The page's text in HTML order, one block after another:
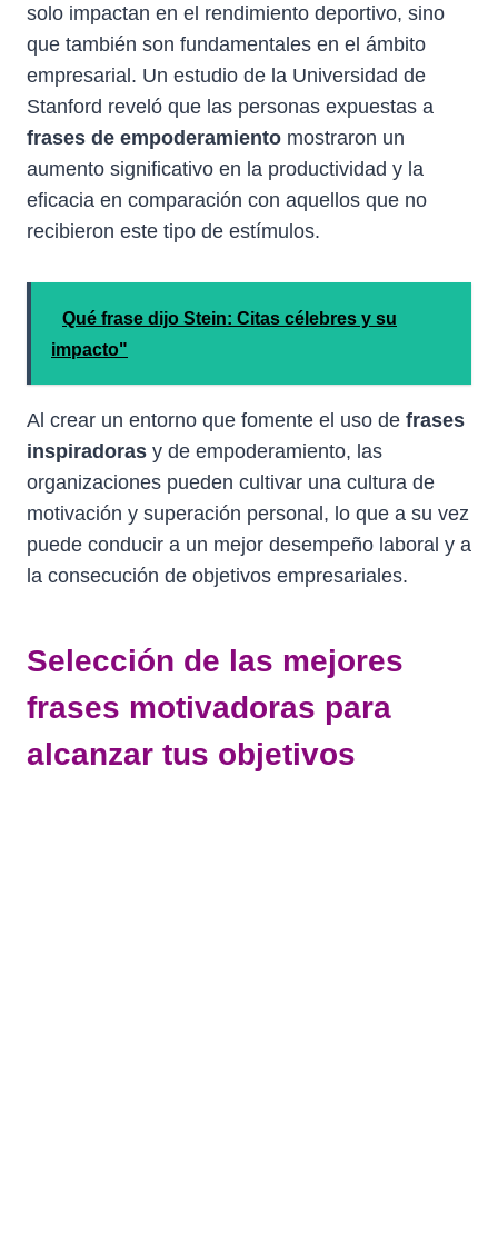
solo impactan en el rendimiento deportivo, sino
que también son fundamentales en el ámbito
empresarial. Un estudio de la Universidad de
Stanford reveló que las personas expuestas a
frases de empoderamiento mostraron un
aumento significativo en la productividad y la
eficacia en comparación con aquellos que no
recibieron este tipo de estímulos.
Qué frase dijo Stein: Citas célebres y su
impacto"
Al crear un entorno que fomente el uso de frases
inspiradoras y de empoderamiento, las
organizaciones pueden cultivar una cultura de
motivación y superación personal, lo que a su vez
puede conducir a un mejor desempeño laboral y a
la consecución de objetivos empresariales.
Selección de las mejores
frases motivadoras para
alcanzar tus objetivos